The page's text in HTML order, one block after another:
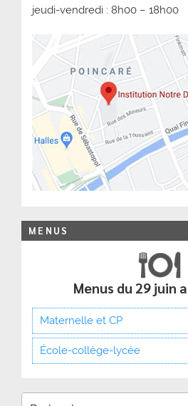
jeudi-vendredi : 8h00 – 18h00
MENUS
Menus du 29 juin
Maternelle et CP
École-collège-lycée